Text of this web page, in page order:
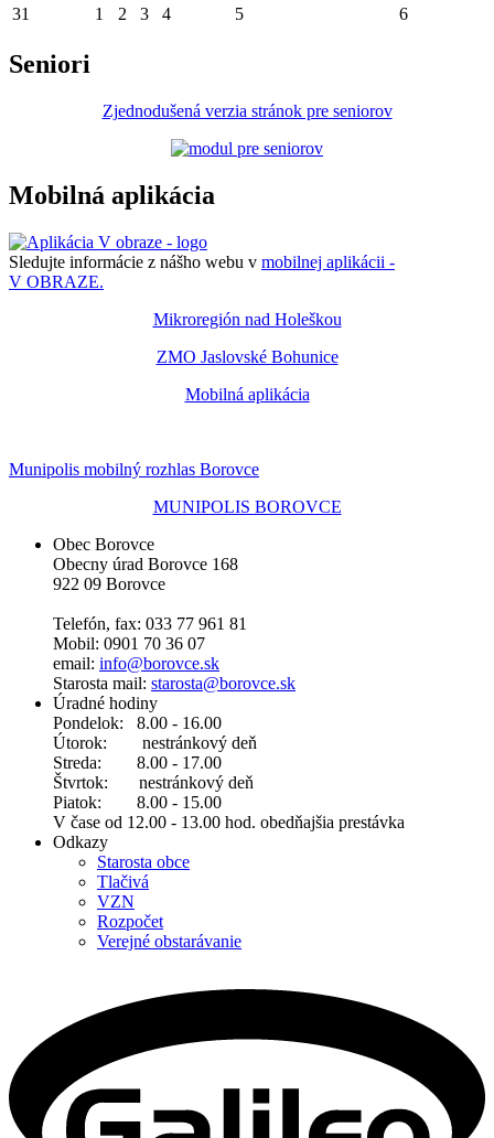
31
1 2 3 4 5 6
Seniori
Zjednodušená verzia stránok pre seniorov
Mobilná aplikácia
Sledujte informácie z nášho webu v mobilnej aplikácii -
V OBRAZE.
Mikroregión nad Holeškou
ZMO Jaslovské Bohunice
Mobilná aplikácia
Munipolis mobilný rozhlas Borovce
MUNIPOLIS BOROVCE
Obec Borovce
Obecny úrad Borovce 168
922 09 Borovce
Telefón, fax: 033 77 961 81
Mobil: 0901 70 36 07
email: info@borovce.sk
Starosta mail: starosta@borovce.sk
Úradné hodiny
Pondelok: 8.00 - 16.00
Útorok: nestránkový deň
Streda: 8.00 - 17.00
Štvrtok: nestránkový deň
Piatok: 8.00 - 15.00
V čase od 12.00 - 13.00 hod. obedňajšia prestávka
Odkazy
Starosta obce
Tlačivá
VZN
Rozpočet
Verejné obstarávanie